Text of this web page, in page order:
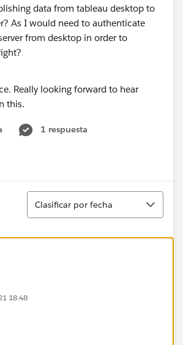
data from tableau desktop to
As I would need to authenticate
from desktop in order to
Really looking forward to hear
this.
1 respuesta
Ordenar
Clasificar por fecha
18:48